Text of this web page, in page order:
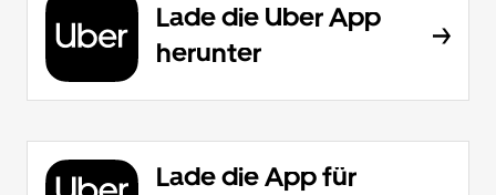
Lade die Uber App
herunter
Lade die App für